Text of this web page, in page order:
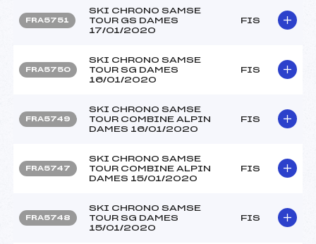
FRA5751
SKI CHRONO SAMSE
TOUR GS DAMES
17/01/2020
FIS
FRA5750
SKI CHRONO SAMSE
TOUR SG DAMES
16/01/2020
FIS
FRA5749
SKI CHRONO SAMSE
TOUR COMBINE ALPIN
DAMES 16/01/2020
FIS
FRA5747
SKI CHRONO SAMSE
TOUR COMBINE ALPIN
DAMES 15/01/2020
FIS
FRA5748
SKI CHRONO SAMSE
TOUR SG DAMES
15/01/2020
FIS